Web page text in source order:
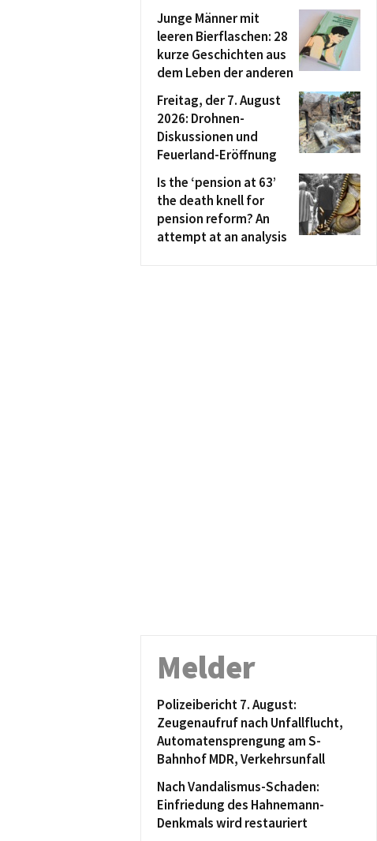
Junge Männer mit
leeren Bierflaschen: 28
kurze Geschichten aus
dem Leben der anderen
Freitag, der 7. August
2026: Drohnen-
Diskussionen und
Feuerland-Eröffnung
Is the ‘pension at 63’
the death knell for
pension reform? An
attempt at an analysis
Melder
Polizeibericht 7. August:
Zeugenaufruf nach Unfallflucht,
Automatensprengung am S-
Bahnhof MDR, Verkehrsunfall
Nach Vandalismus-Schaden:
Einfriedung des Hahnemann-
Denkmals wird restauriert